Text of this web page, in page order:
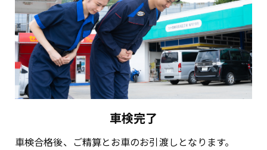
車検完了
車検合格後、ご精算とお車のお引渡しとなります。